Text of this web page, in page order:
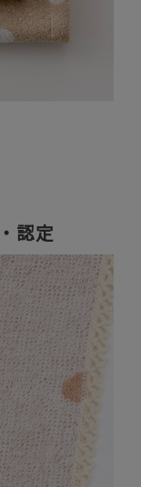
認定